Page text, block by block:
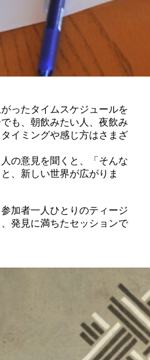
ったタイムスケジュールを
も、朝飲みたい人、夜飲み
イミングや感じ方はさまざ
の意見を聞くと、「そんな
、新しい世界が広がりま
加者一人ひとりのティージ
発見に満ちたセッションで